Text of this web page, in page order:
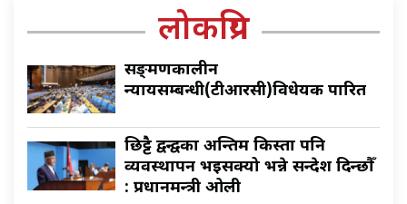
लोकप्रिय
सङ्क्रमणकालीन
न्यायसम्बन्धी(टीआरसी)विधेयक पारित
छिट्टै द्वन्द्वका अन्तिम किस्ता पनि
व्यवस्थापन भइसक्यो भन्ने सन्देश दिन्छौँ
: प्रधानमन्त्री ओली